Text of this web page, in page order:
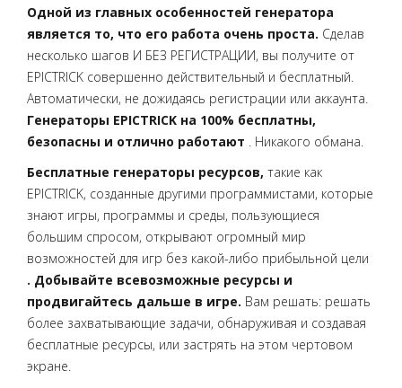
Одной из главных особенностей генератора
является то, что его работа очень проста. Сделав
несколько шагов И БЕЗ РЕГИСТРАЦИИ, вы получите от
EPICTRICK совершенно действительный и бесплатный.
Автоматически, не дожидаясь регистрации или аккаунта.
Генераторы EPICTRICK на 100% бесплатны,
безопасны и отлично работают . Никакого обмана.
Бесплатные генераторы ресурсов, такие как
EPICTRICK, созданные другими программистами, которые
знают игры, программы и среды, пользующиеся
большим спросом, открывают огромный мир
возможностей для игр без какой-либо прибыльной цели
. Добывайте всевозможные ресурсы и
продвигайтесь дальше в игре. Вам решать: решать
более захватывающие задачи, обнаруживая и создавая
бесплатные ресурсы, или застрять на этом чертовом
экране.